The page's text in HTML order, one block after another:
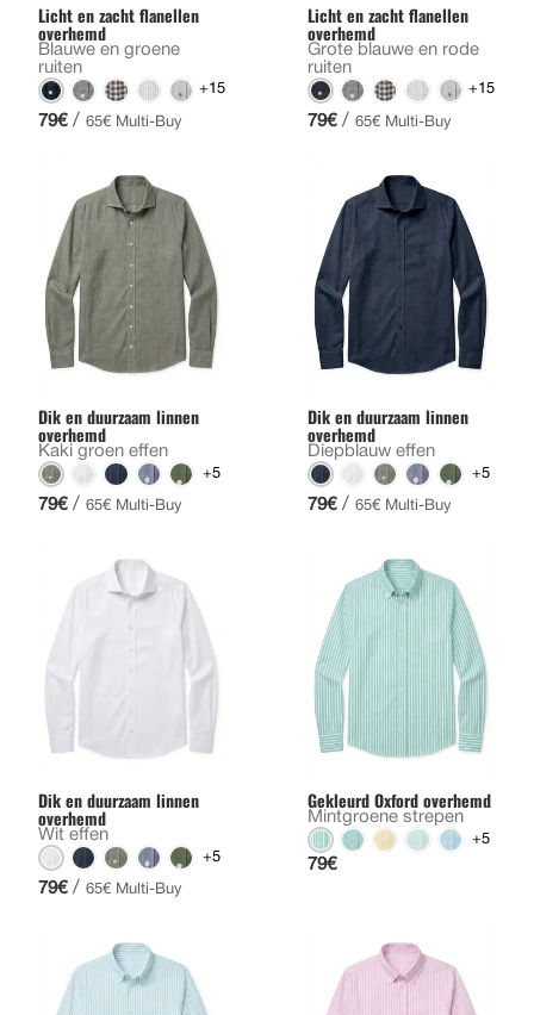
Licht en zacht flanellen
overhemd
Blauwe en groene
ruiten
+15
79€ / 65€ Multi-Buy
Licht en zacht flanellen
overhemd
Grote blauwe en rode
ruiten
+15
79€ / 65€ Multi-Buy
Dik en duurzaam linnen
overhemd
Kaki groen effen
+5
79€ / 65€ Multi-Buy
Dik en duurzaam linnen
overhemd
Diepblauw effen
+5
79€ / 65€ Multi-Buy
Dik en duurzaam linnen
overhemd
Wit effen
+5
79€ / 65€ Multi-Buy
Gekleurd Oxford overhemd
Mintgroene strepen
+5
79€